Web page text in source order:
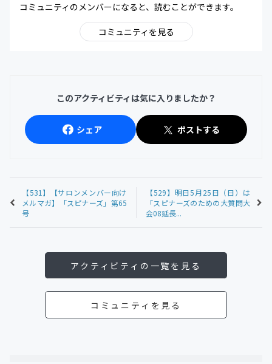
コミュニティのメンバーになると、読むことができます。
コミュニティを見る
このアクティビティは気に入りましたか？
シェア ポストする
【531】【サロンメンバー向け
メルマガ】「スピナーズ」第65
号
【529】明日5月25日（日）は
「スピナーズのための大質問大
会08延長...
アクティビティの一覧を見る
コミュニティを見る